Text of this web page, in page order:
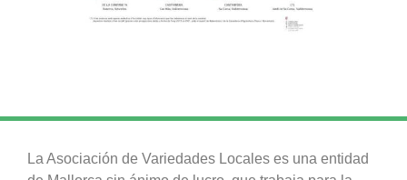
La Asociación de Variedades Locales es una entidad